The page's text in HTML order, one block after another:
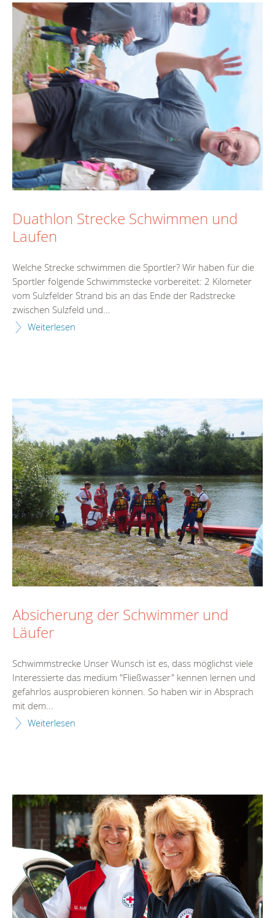
Duathlon Strecke Schwimmen und
Laufen
Welche Strecke schwimmen die Sportler? Wir haben für die
Sportler folgende Schwimmstecke vorbereitet: 2 Kilometer
vom Sulzfelder Strand bis an das Ende der Radstrecke
zwischen Sulzfeld und...
Weiterlesen
Absicherung der Schwimmer und
Läufer
Schwimmstrecke Unser Wunsch ist es, dass möglichst viele
Interessierte das medium "Fließwasser" kennen lernen und
gefahrlos ausprobieren können. So haben wir in Absprach
mit dem...
Weiterlesen